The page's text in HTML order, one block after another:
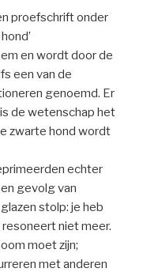
proefschrift onder
en wordt door de
een van de
genoemd. Er
de wetenschap het
zwarte hond wordt
echter
gevolg van
stolp: je heb
niet meer.
moet zijn;
met anderen